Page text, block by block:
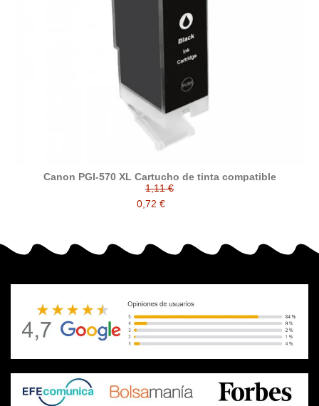
Canon PGI-570 XL Cartucho de tinta compatible
1,11 €
0,72 €